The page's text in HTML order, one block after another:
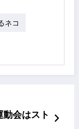
ネコ
動会はスト